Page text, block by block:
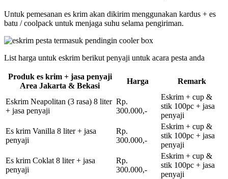
Untuk pemesanan es krim akan dikirim menggunakan kardus + es
batu / coolpack untuk menjaga suhu selama pengiriman.
List harga untuk eskrim berikut penyaji untuk acara pesta anda
Produk es krim + jasa penyaji
Area Jakarta & Bekasi
Harga Remark
Eskrim Neapolitan (3 rasa) 8 liter
+ jasa penyaji
Rp.
300.000,-
Eskrim + cup &
stik 100pc + jasa
penyaji
Es krim Vanilla 8 liter + jasa
penyaji
Rp.
300.000,-
Eskrim + cup &
stik 100pc + jasa
penyaji
Es krim Coklat 8 liter + jasa
penyaji
Rp.
300.000,-
Eskrim + cup &
stik 100pc + jasa
penyaji